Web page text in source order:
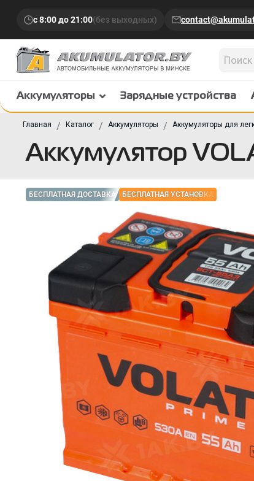
с 8:00 до 21:00(без выходных)
Аккумуляторы Зарядные устройства
Главная Каталог Аккумуляторы Аккумуляторы для
Аккумулятор
БЕСПЛАТНАЯ ДОСТАВКА БЕСПЛАТНАЯ УСТАНОВКА